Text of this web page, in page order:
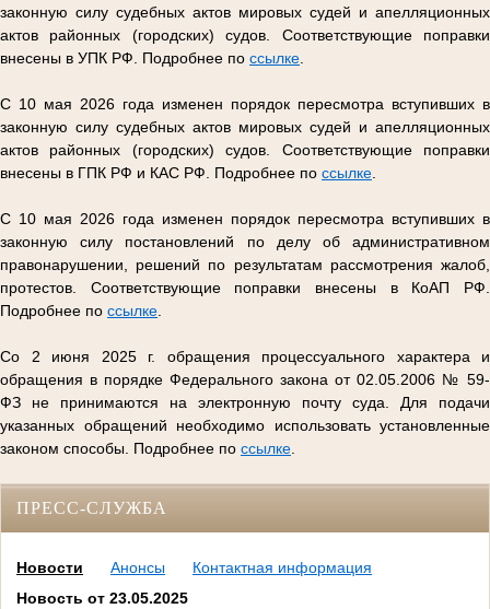
законную силу судебных актов мировых судей и апелляционных
актов районных (городских) судов. Соответствующие поправки
внесены в УПК РФ. Подробнее по ссылке
С 10 мая 2026 года изменен порядок пересмотра вступивших в
законную силу судебных актов мировых судей и апелляционных
актов районных (городских) судов. Соответствующие поправки
внесены в ГПК РФ и КАС РФ. Подробнее по ссылке
С 10 мая 2026 года изменен порядок пересмотра вступивших в
законную силу постановлений по делу об административном
правонарушении, решений по результатам рассмотрения жалоб,
протестов. Соответствующие поправки внесены в КоАП РФ.
Подробнее по ссылке
Со 2 июня 2025 г. обращения процессуального характера и
обращения в порядке Федерального закона от 02.05.2006 № 59-
ФЗ не принимаются на электронную почту суда. Для подачи
указанных обращений необходимо использовать установленные
законом способы. Подробнее по ссылке
ПРЕСС-СЛУЖБА
Новости Анонсы
Контактная информация
Новость от 23.05.2025